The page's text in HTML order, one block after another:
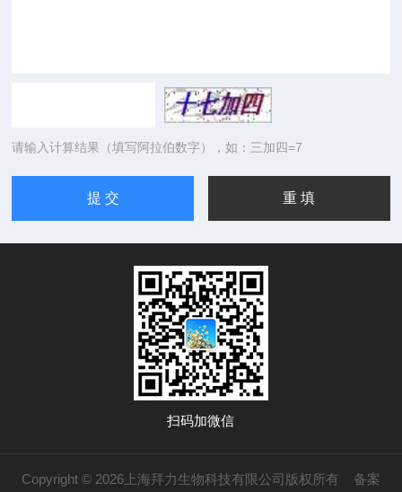
请输入计算结果（填写阿拉伯数字），如：三加四=7
扫码加微信
Copyright © 2026上海拜力生物科技有限公司版权所有 备案